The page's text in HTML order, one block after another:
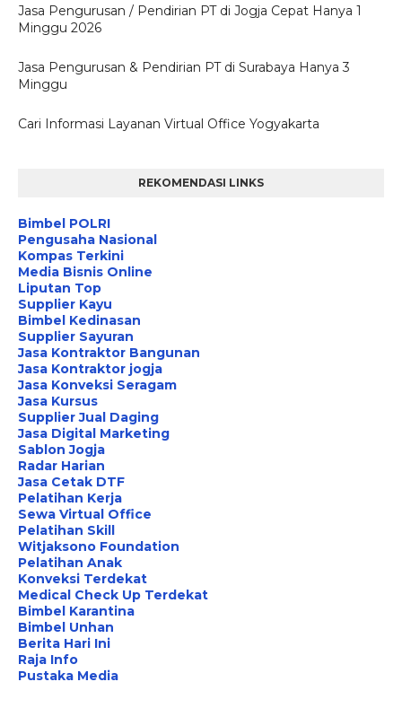
Jasa Pengurusan / Pendirian PT di Jogja Cepat Hanya 1
Minggu 2026
Jasa Pengurusan & Pendirian PT di Surabaya Hanya 3
Minggu
Cari Informasi Layanan Virtual Office Yogyakarta
REKOMENDASI LINKS
Bimbel POLRI
Pengusaha Nasional
Kompas Terkini
Media Bisnis Online
Liputan Top
Supplier Kayu
Bimbel Kedinasan
Supplier Sayuran
Jasa Kontraktor Bangunan
Jasa Kontraktor jogja
Jasa Konveksi Seragam
Jasa Kursus
Supplier Jual Daging
Jasa Digital Marketing
Sablon Jogja
Radar Harian
Jasa Cetak DTF
Pelatihan Kerja
Sewa Virtual Office
Pelatihan Skill
Witjaksono Foundation
Pelatihan Anak
Konveksi Terdekat
Medical Check Up Terdekat
Bimbel Karantina
Bimbel Unhan
Berita Hari Ini
Raja Info
Pustaka Media